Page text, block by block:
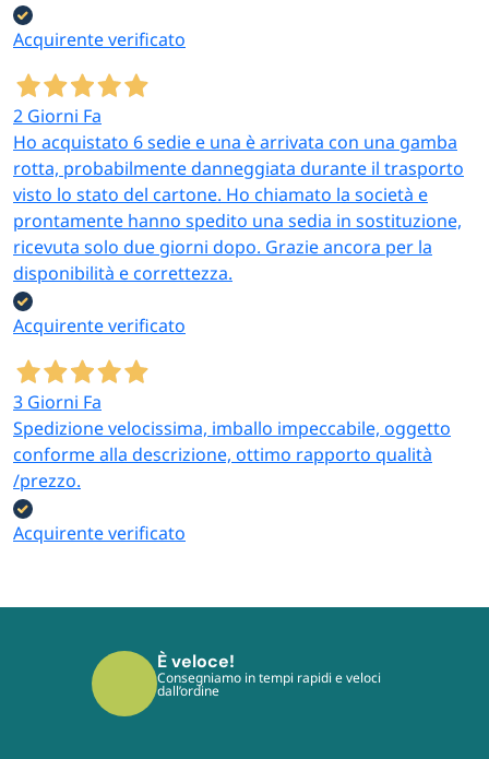
Acquirente verificato
2 Giorni Fa
Ho acquistato 6 sedie e una è arrivata con una gamba
rotta, probabilmente danneggiata durante il trasporto
visto lo stato del cartone. Ho chiamato la società e
prontamente hanno spedito una sedia in sostituzione,
ricevuta solo due giorni dopo. Grazie ancora per la
disponibilità e correttezza.
Acquirente verificato
3 Giorni Fa
Spedizione velocissima, imballo impeccabile, oggetto
conforme alla descrizione, ottimo rapporto qualità
/prezzo.
Acquirente verificato
È veloce!
Consegniamo in tempi rapidi e veloci
dall’ordine